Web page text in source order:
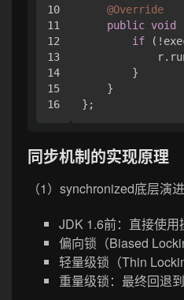
10
11
12
13
14
15
@Override
public void
if
        }
    }
同步机制的实现原理
（1）synchronized底层演进
JDK 1.6前：直接使用
偏向锁（Biased
轻量级锁（Thin
重量级锁：最终回退